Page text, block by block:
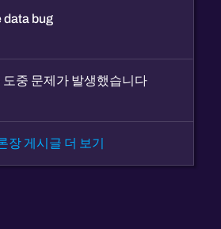
data bug
중 문제가 발생했습니다
장 게시글 더 보기